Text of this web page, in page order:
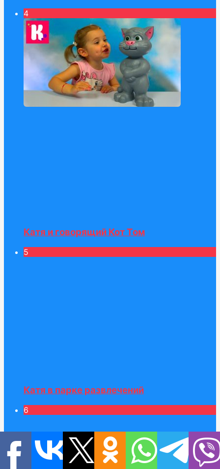
4
Катя и говорящий Кот Том
5
Катя в парке развлечений
6